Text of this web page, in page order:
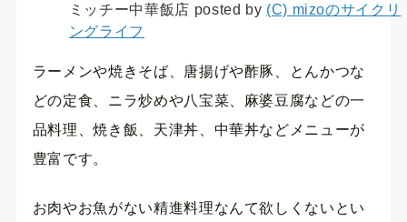
ミッチー中華飯店 posted by (C) mizoのサイクリ
ングライフ
ラーメンや焼きそば、唐揚げや酢豚、とんかつな
どの定食、ニラ炒めや八宝菜、麻婆豆腐などの一
品料理、焼き飯、天津丼、中華丼などメニューが
豊富です。
お肉やお魚がない精進料理なんて欲しくないとい